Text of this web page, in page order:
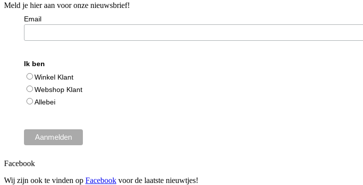
Meld je hier aan voor onze nieuwsbrief!
Email
Ik ben
Winkel Klant
Webshop Klant
Allebei
Facebook
Wij zijn ook te vinden op Facebook voor de laatste nieuwtjes!